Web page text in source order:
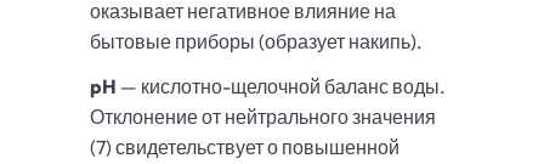
оказывает негативное влияние на
бытовые приборы (образует накипь).
pH — кислотно-щелочной баланс воды.
Отклонение от нейтрального значения
(7) свидетельствует о повышенной